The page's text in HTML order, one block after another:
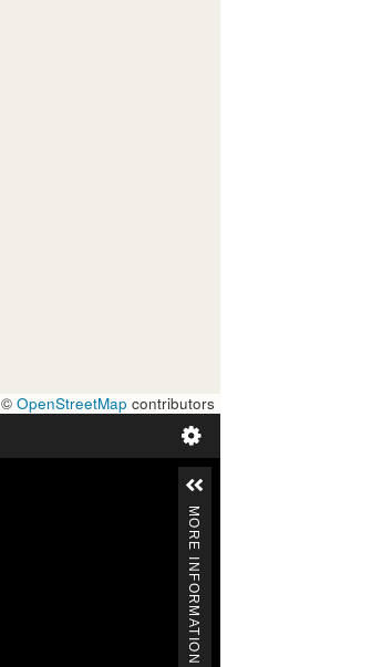
© OpenStreetMap contributors
MORE INFORMATION